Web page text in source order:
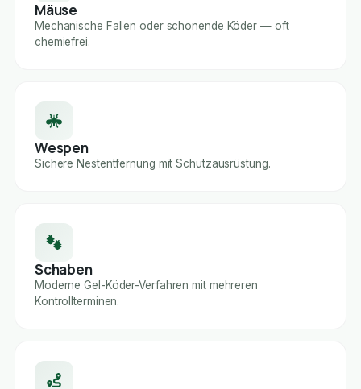
Mäuse
Mechanische Fallen oder schonende Köder — oft
chemiefrei.
Wespen
Sichere Nestentfernung mit Schutzausrüstung.
Schaben
Moderne Gel-Köder-Verfahren mit mehreren
Kontrollterminen.